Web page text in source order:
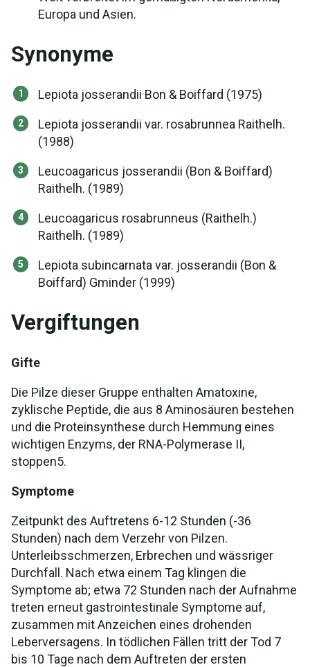
Europa und Asien.
Synonyme
Lepiota josserandii Bon & Boiffard (1975)
Lepiota josserandii var. rosabrunnea Raithelh.
(1988)
Leucoagaricus josserandii (Bon & Boiffard)
Raithelh. (1989)
Leucoagaricus rosabrunneus (Raithelh.)
Raithelh. (1989)
Lepiota subincarnata var. josserandii (Bon &
Boiffard) Gminder (1999)
Vergiftungen
Gifte
Die Pilze dieser Gruppe enthalten Amatoxine,
zyklische Peptide, die aus 8 Aminosäuren bestehen
und die Proteinsynthese durch Hemmung eines
wichtigen Enzyms, der RNA-Polymerase II,
stoppen5.
Symptome
Zeitpunkt des Auftretens 6-12 Stunden (-36
Stunden) nach dem Verzehr von Pilzen.
Unterleibsschmerzen, Erbrechen und wässriger
Durchfall. Nach etwa einem Tag klingen die
Symptome ab; etwa 72 Stunden nach der Aufnahme
treten erneut gastrointestinale Symptome auf,
zusammen mit Anzeichen eines drohenden
Leberversagens. In tödlichen Fällen tritt der Tod 7
bis 10 Tage nach dem Auftreten der ersten